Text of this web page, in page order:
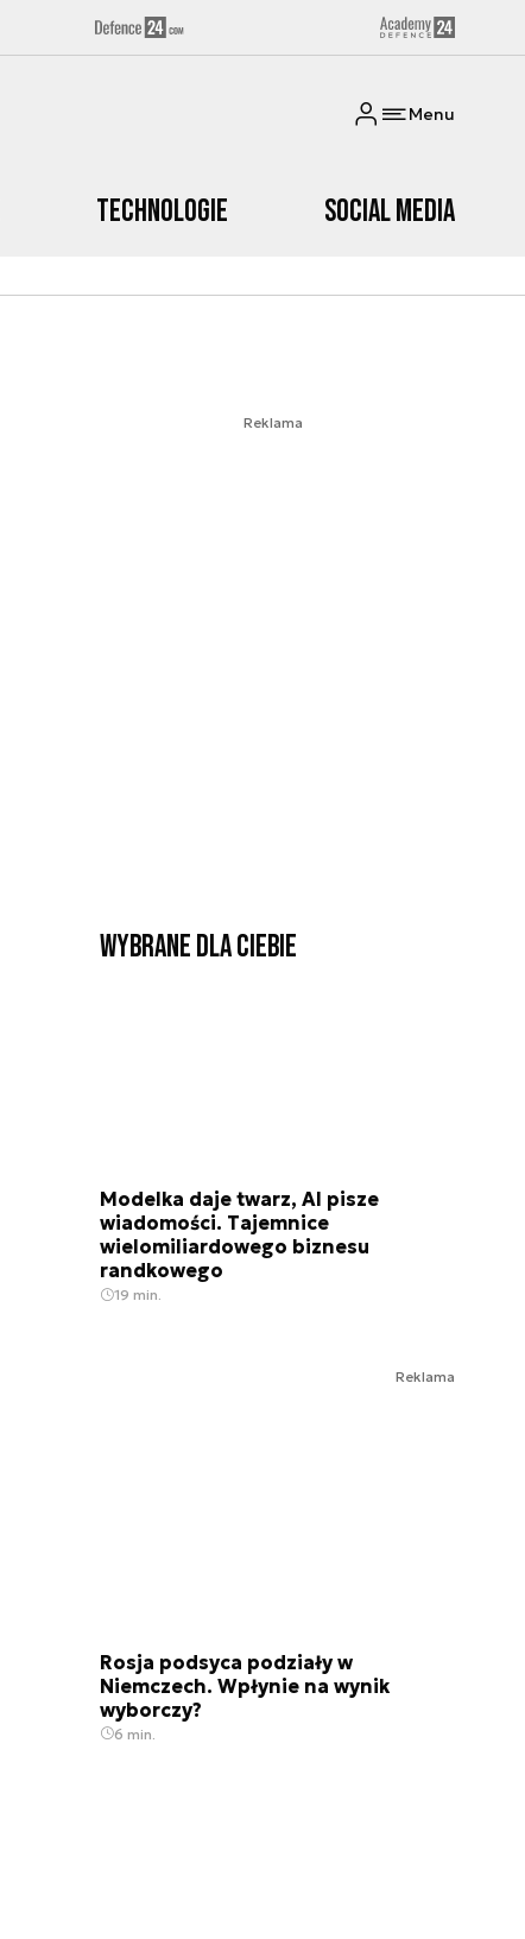
Menu
Technologie Social media
Reklama
Wybrane dla Ciebie
Modelka daje twarz, AI pisze
wiadomości. Tajemnice
wielomiliardowego biznesu
randkowego
19 min.
Reklama
Rosja podsyca podziały w
Niemczech. Wpłynie na wynik
wyborczy?
6 min.